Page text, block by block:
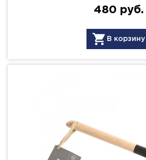
480 руб.
В корзину